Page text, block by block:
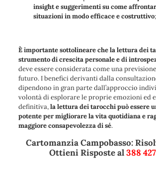
insight e suggerimenti su come
situazioni in modo efficace e costruttivo;
È importante sottolineare che la lettura dei
strumento di crescita personale e di
deve essere considerata come una
futuro. I benefici derivanti dalla
dipendono in gran parte dall’approccio
volontà di esplorare le proprie emozioni ed
definitiva,la lettura dei tarocchi può essere
potente per migliorare la vita quotidiana e
maggiore consapevolezza di sé.
Cartomanzia Campobasso:
Ottieni Risposte al388